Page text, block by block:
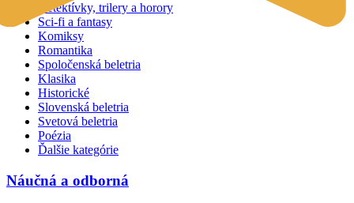
Detektívky, trilery a horory
Sci-fi a fantasy
Komiksy
Romantika
Spoločenská beletria
Klasika
Historické
Slovenská beletria
Svetová beletria
Poézia
Ďalšie kategórie
Náučná a odborná